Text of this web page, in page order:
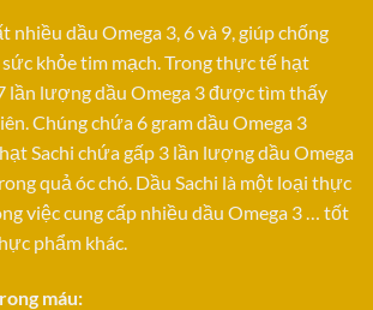
nhiều dầu Omega 3, 6 và 9, giúp chống
khỏe tim mạch. Trong thực tế hạt
lần lượng dầu Omega 3 được tìm thấy
Chúng chứa 6 gram dầu Omega 3
Sachi chứa gấp 3 lần lượng dầu Omega
quả óc chó. Dầu Sachi là một loại thực
việc cung cấp nhiều dầu Omega 3 … tốt
phẩm khác.
máu: